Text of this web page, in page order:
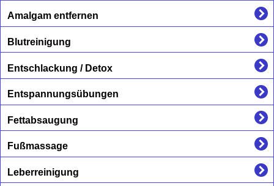
Amalgam entfernen
Blutreinigung
Entschlackung / Detox
Entspannungsübungen
Fettabsaugung
Fußmassage
Leberreinigung